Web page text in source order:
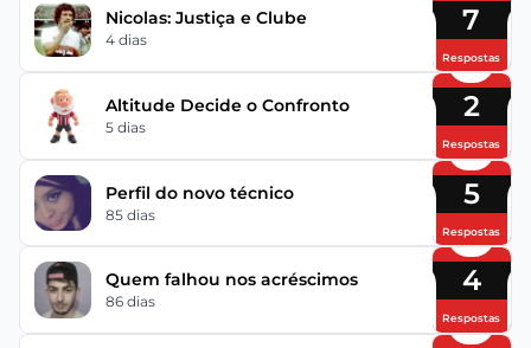
Nicolas: Justiça e Clube
4 dias
7
Respostas
Altitude Decide o Confronto
5 dias
2
Respostas
Perfil do novo técnico
85 dias
5
Respostas
Quem falhou nos acréscimos
86 dias
4
Respostas